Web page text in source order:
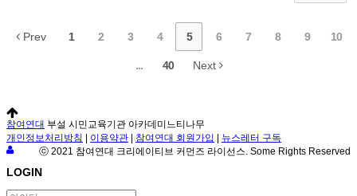
Prev 1 2 3 4 5 6 7 8 9 10
... 40 Next
참여연대 부설 시민교육기관 아카데미느티나무
개인정보처리방침
이용약관 참여연대 회원가입
뉴스레터 구독
ⓒ 2021 참여연대 크리에이티브 커먼즈 라이선스. Some Rights Reserved
LOGIN